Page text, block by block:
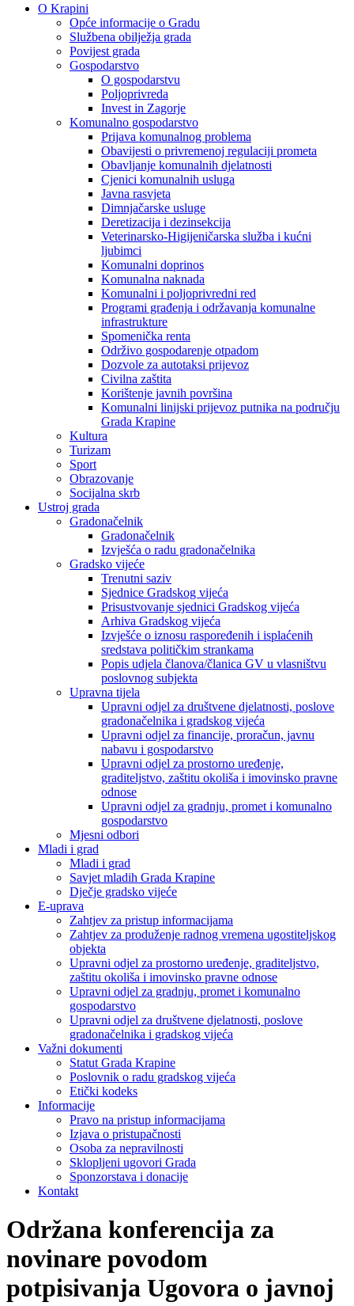
O Krapini
Opće informacije o Gradu
Službena obilježja grada
Povijest grada
Gospodarstvo
O gospodarstvu
Poljoprivreda
Invest in Zagorje
Komunalno gospodarstvo
Prijava komunalnog problema
Obavijesti o privremenoj regulaciji prometa
Obavljanje komunalnih djelatnosti
Cjenici komunalnih usluga
Javna rasvjeta
Dimnjačarske usluge
Deretizacija i dezinsekcija
Veterinarsko-Higijeničarska služba i kućni
ljubimci
Komunalni doprinos
Komunalna naknada
Komunalni i poljoprivredni red
Programi građenja i održavanja komunalne
infrastrukture
Spomenička renta
Održivo gospodarenje otpadom
Dozvole za autotaksi prijevoz
Civilna zaštita
Korištenje javnih površina
Komunalni linijski prijevoz putnika na području
Grada Krapine
Kultura
Turizam
Sport
Obrazovanje
Socijalna skrb
Ustroj grada
Gradonačelnik
Gradonačelnik
Izvješća o radu gradonačelnika
Gradsko vijeće
Trenutni saziv
Sjednice Gradskog vijeća
Prisustvovanje sjednici Gradskog vijeća
Arhiva Gradskog vijeća
Izvješće o iznosu raspoređenih i isplaćenih
sredstava političkim strankama
Popis udjela članova/članica GV u vlasništvu
poslovnog subjekta
Upravna tijela
Upravni odjel za društvene djelatnosti, poslove
gradonačelnika i gradskog vijeća
Upravni odjel za financije, proračun, javnu
nabavu i gospodarstvo
Upravni odjel za prostorno uređenje,
graditeljstvo, zaštitu okoliša i imovinsko pravne
odnose
Upravni odjel za gradnju, promet i komunalno
gospodarstvo
Mjesni odbori
Mladi i grad
Mladi i grad
Savjet mladih Grada Krapine
Dječje gradsko vijeće
E-uprava
Zahtjev za pristup informacijama
Zahtjev za produženje radnog vremena ugostiteljskog
objekta
Upravni odjel za prostorno uređenje, graditeljstvo,
zaštitu okoliša i imovinsko pravne odnose
Upravni odjel za gradnju, promet i komunalno
gospodarstvo
Upravni odjel za društvene djelatnosti, poslove
gradonačelnika i gradskog vijeća
Važni dokumenti
Statut Grada Krapine
Poslovnik o radu gradskog vijeća
Etički kodeks
Informacije
Pravo na pristup informacijama
Izjava o pristupačnosti
Osoba za nepravilnosti
Sklopljeni ugovori Grada
Sponzorstava i donacije
Kontakt
Održana konferencija za
novinare povodom
potpisivanja Ugovora o javnoj